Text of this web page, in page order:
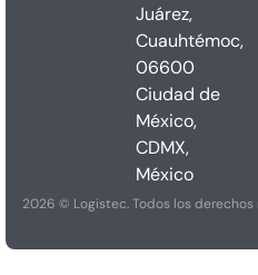
Juárez,
Cuauhtémoc,
06600
Ciudad de
México,
CDMX,
México
2026 © Logistec. Todos los derechos